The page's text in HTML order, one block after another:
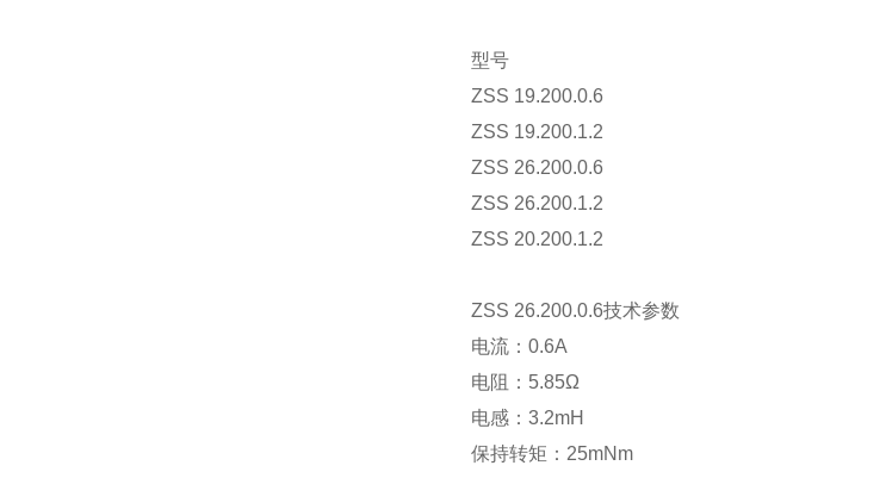
型号
ZSS 19.200.0.6
ZSS 19.200.1.2
ZSS 26.200.0.6
ZSS 26.200.1.2
ZSS 20.200.1.2
ZSS 26.200.0.6技术参数
电流：0.6A
电阻：5.85Ω
电感：3.2mH
保持转矩：25mNm